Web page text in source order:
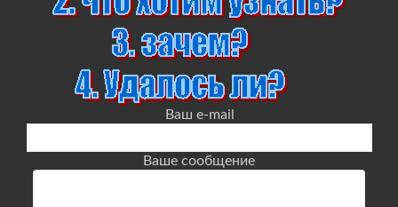
Ваш e-mail
Ваше сообщение